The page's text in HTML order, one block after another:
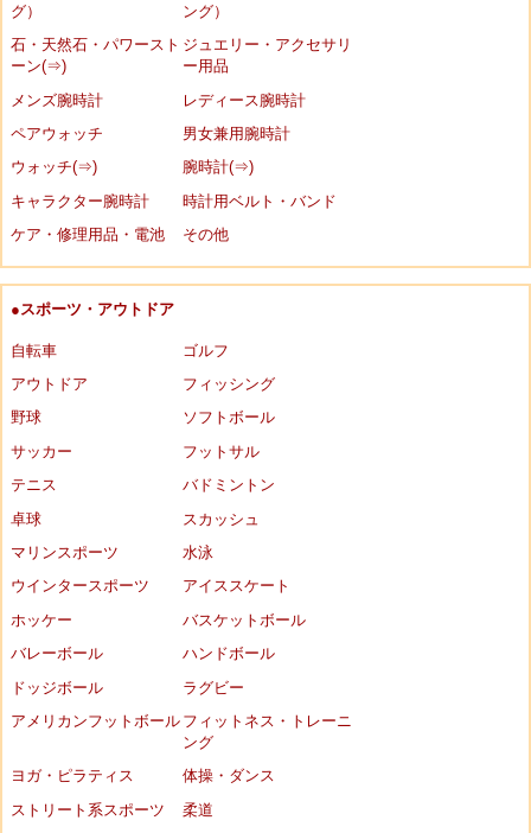
グ）
ング）
石・天然石・パワースト
ーン(⇒)
ジュエリー・アクセサリ
ー用品
メンズ腕時計
レディース腕時計
ペアウォッチ
男女兼用腕時計
ウォッチ(⇒)
腕時計(⇒)
キャラクター腕時計
時計用ベルト・バンド
ケア・修理用品・電池
その他
●スポーツ・アウトドア
自転車
ゴルフ
アウトドア
フィッシング
野球
ソフトボール
サッカー
フットサル
テニス
バドミントン
卓球
スカッシュ
マリンスポーツ
水泳
ウインタースポーツ
アイススケート
ホッケー
バスケットボール
バレーボール
ハンドボール
ドッジボール
ラグビー
アメリカンフットボール フィットネス・トレーニ
ング
ヨガ・ピラティス
体操・ダンス
ストリート系スポーツ
柔道